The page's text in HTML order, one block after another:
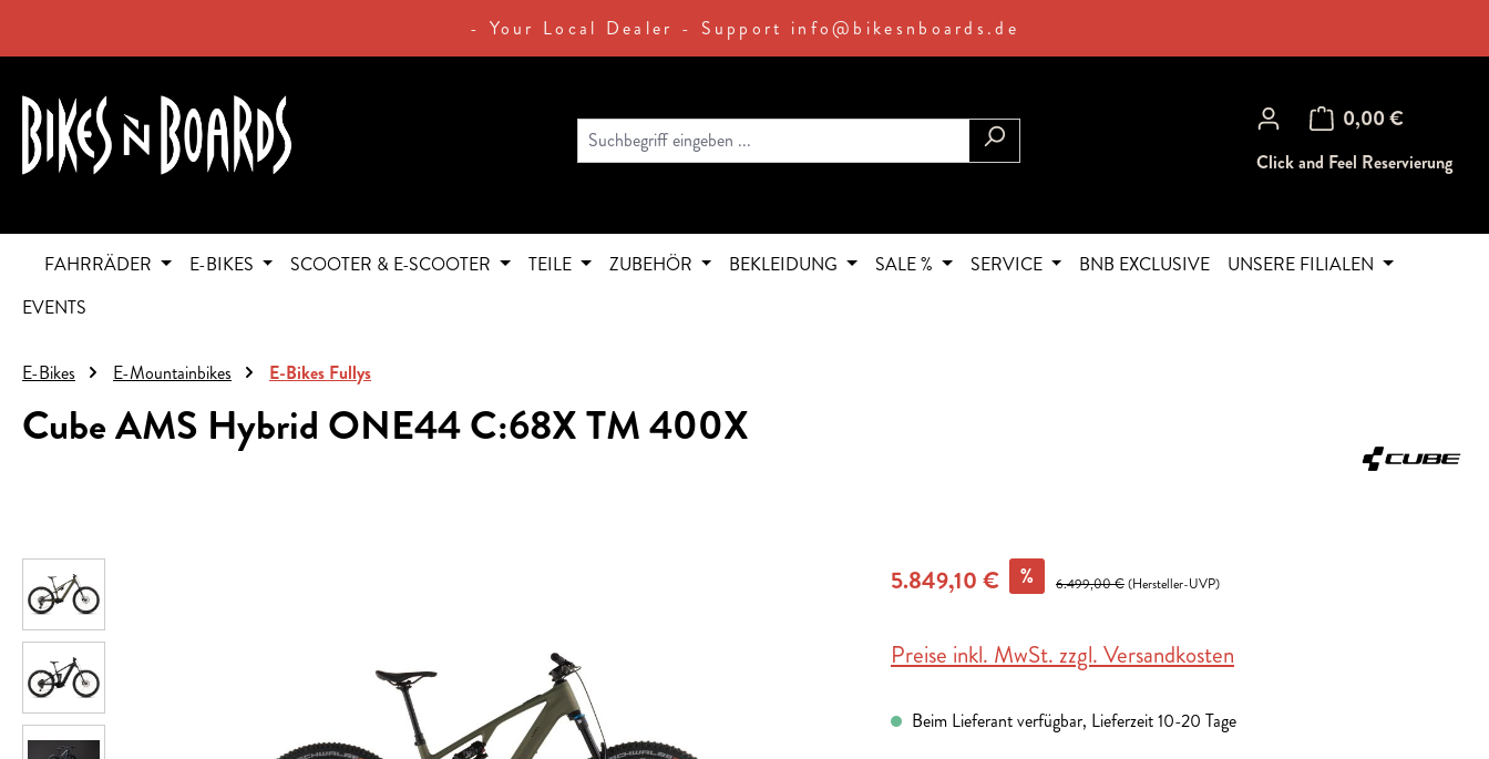
- Your Local Dealer - Support info@bikesnboards.de
0,00 €
Warenkorb enthält 0
Click and Feel Reservierung
FAHRRÄDER E-BIKES SCOOTER & E-SCOOTER TEILE ZUBEHÖR BEKLEIDUNG SALE % SERVICE BNB EXCLUSIVE
UNSERE FILIALEN
EVENTS
E-Bikes E-Mountainbikes E-Bikes Fullys
Cube AMS Hybrid ONE44 C:68X TM 400X
Bildergalerie überspringen 5.849,10 € % 6.499,00 €(Hersteller-UVP)
Preise inkl. MwSt. zzgl. Versandkosten
Beim Lieferant verfügbar, Lieferzeit 10-20 Tage